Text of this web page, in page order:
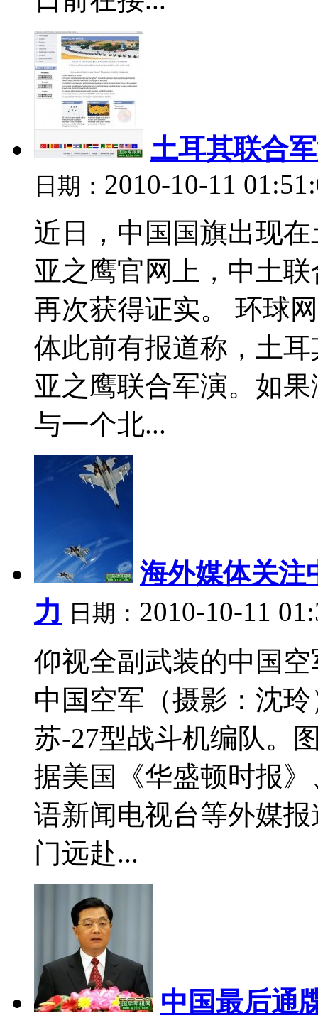
土耳其联合
日期： 2010-10-11
近日，中国国旗出现
亚之鹰官网上，中土
再次获得证实。 环球
体此前有报道称，土
亚之鹰联合军演。如
与一个北...
海外媒体关注
力 日期： 2010-10-11
仰视全副武装的中国
中国空军（摄影：沈
苏-27型战斗机编队。
据美国《华盛顿时报
语新闻电视台等外媒
门远赴...
中国最后通